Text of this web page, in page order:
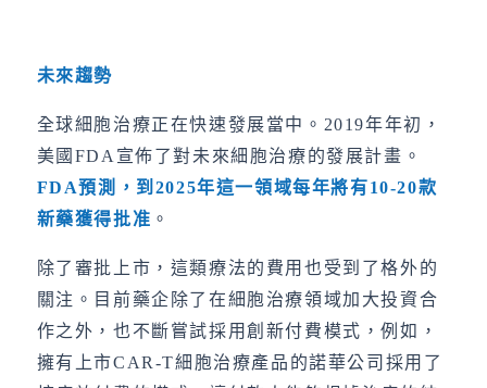
未來趨勢
全球細胞治療正在快速發展當中。2019年年初，
美國FDA宣佈了對未來細胞治療的發展計畫。
FDA預測，到 2025年這一領域每年將有10-20款
新藥獲得批准 。
除了審批上市，這類療法的費用也受到了格外的
關注。目前藥企除了在細胞治療領域加大投資合
作之外，也不斷嘗試採用創新付費模式，例如，
擁有上市CAR-T細胞治療產品的諾華公司採用了